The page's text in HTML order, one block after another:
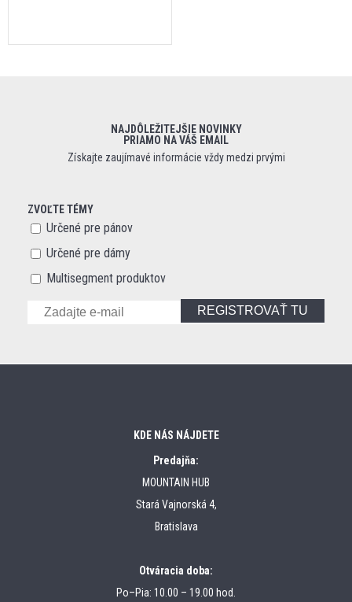
NAJDÔLEŽITEJŠIE NOVINKY
PRIAMO NA VÁŠ EMAIL
Získajte zaujímavé informácie vždy medzi prvými
ZVOĽTE TÉMY
Určené pre pánov
Určené pre dámy
Multisegment produktov
REGISTROVAŤ TU
KDE NÁS NÁJDETE
Predajňa:
MOUNTAIN HUB
Stará Vajnorská 4,
Bratislava
Otváracia doba:
Po–Pia: 10.00 – 19.00 hod.